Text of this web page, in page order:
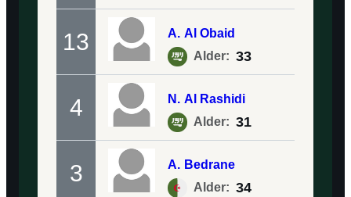
13 A. Al Obaid
Alder: 33
4 N. Al Rashidi
Alder: 31
3 A. Bedrane
Alder: 34